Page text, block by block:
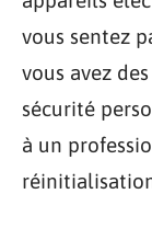
vous sentez
vous avez
sécurité
à un